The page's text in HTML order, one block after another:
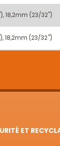
18,2mm (23/32'')
18,2mm (23/32'')
ET